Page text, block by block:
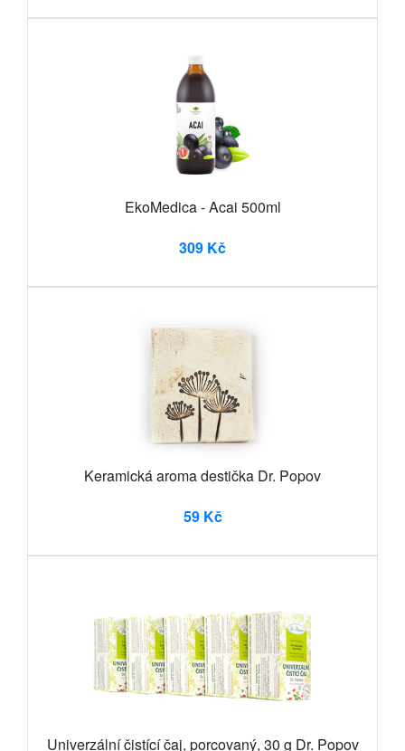
EkoMedica - Acai 500ml
309 Kč
Keramická aroma destička Dr. Popov
59 Kč
Univerzální čistící čaj, porcovaný, 30 g Dr. Popov